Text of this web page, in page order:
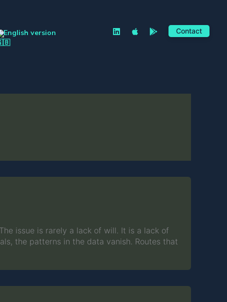
English version Contact
issue is rarely a lack of will. It is a lack of
the patterns in the data vanish. Routes that